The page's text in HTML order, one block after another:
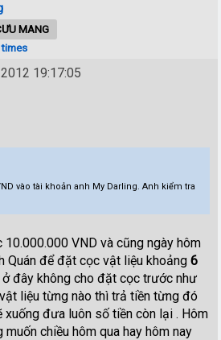
MANG
19:17:05
vào tài khoản anh My Darling. Anh kiểm tra
VND và cũng ngày hôm
Quán để đặt cọc vật liệu khoảng6
ở đây không cho đặt cọc trước như
liệu từng nào thì trả tiền từng đó
xuống đưa luôn số tiền còn lại . Hôm
chiều hôm qua hay hôm nay